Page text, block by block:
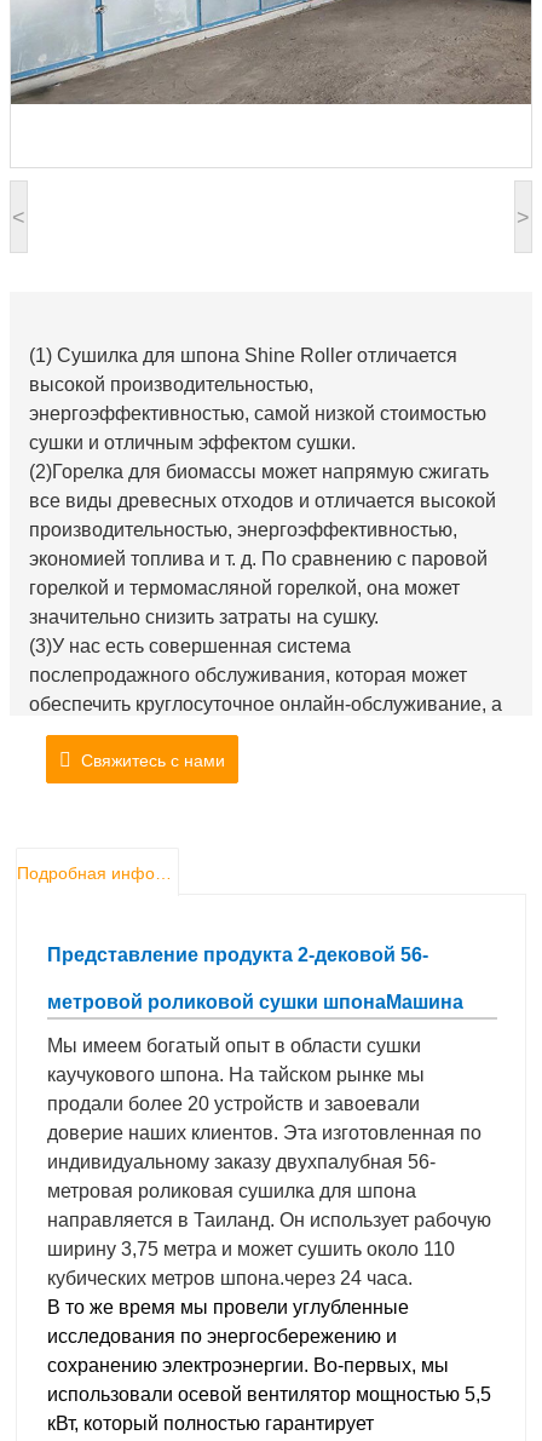
< >
(1) Сушилка для шпона Shine Roller отличается
высокой производительностью,
энергоэффективностью, самой низкой стоимостью
сушки и отличным эффектом сушки.
(2)Горелка для биомассы может напрямую сжигать
все виды древесных отходов и отличается высокой
производительностью, энергоэффективностью,
экономией топлива и т. д. По сравнению с паровой
горелкой и термомасляной горелкой, она может
значительно снизить затраты на сушку.
(3)У нас есть совершенная система
послепродажного обслуживания, которая может
обеспечить круглосуточное онлайн-обслуживание, а
удаленное управление доступно по запросу. Кроме
того, мы также регулярно посещаем клиентов и
Свяжитесь с нами
Подробная информация о продукте
Представление продукта 2-дековой 56-
метровой роликовой сушки шпонаМашина
Мы имеем богатый опыт в области сушки
каучукового шпона. На тайском рынке мы
продали более 20 устройств и завоевали
доверие наших клиентов. Эта изготовленная по
индивидуальному заказу двухпалубная 56-
метровая роликовая сушилка для шпона
направляется в Таиланд. Он использует рабочую
ширину 3,75 метра и может сушить около 110
кубических метров шпона.через 24 часа.
В то же время мы провели углубленные
исследования по энергосбережению и
сохранению электроэнергии. Во-первых, мы
использовали осевой вентилятор мощностью 5,5
кВт, который полностью гарантирует